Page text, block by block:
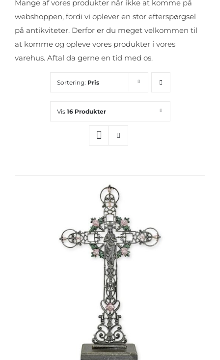
Mange af vores produkter når ikke at komme på
webshoppen, fordi vi oplever en stor efterspørgsel
på antikviteter. Derfor er du meget velkommen til
at komme og opleve vores produkter i vores
varehus. Aftal da gerne en tid med os.
Sortering: Pris
Vis 16 Produkter